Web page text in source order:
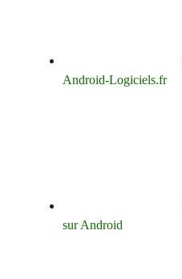
Android-Logiciels.fr
sur Android